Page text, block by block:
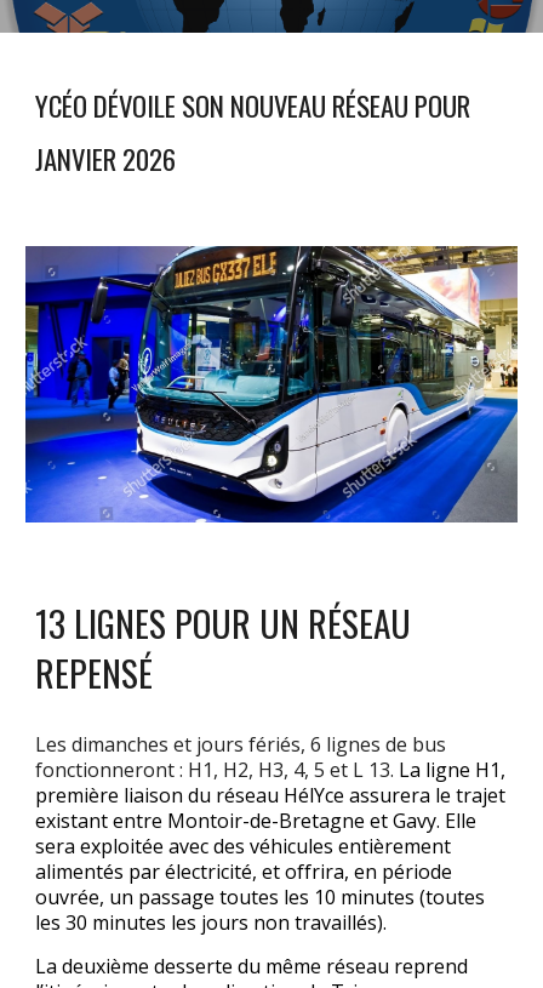
YCÉO DÉVOILE SON NOUVEAU RÉSEAU POUR
JANVIER 2026
13 LIGNES POUR UN RÉSEAU
REPENSÉ
Les dimanches et jours fériés, 6 lignes de bus
fonctionneront : H1, H2, H3, 4, 5 et L 13. La ligne H1,
première liaison du réseau HélYce assurera le trajet
existant entre Montoir-de-Bretagne et Gavy. Elle
sera exploitée avec des véhicules entièrement
alimentés par électricité, et offrira, en période
ouvrée, un passage toutes les 10 minutes (toutes
les 30 minutes les jours non travaillés).
La deuxième desserte du même réseau reprend